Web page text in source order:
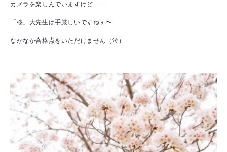
カメラを楽しんでいますけど･･･
「桜」大先生は手厳しいですねぇ〜
なかなか合格点をいただけません（泣）